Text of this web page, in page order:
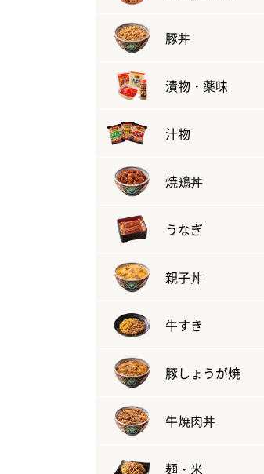
豚丼
漬物・薬味
汁物
焼鶏丼
うなぎ
親子丼
牛すき
豚しょうが焼
牛焼肉丼
麺・米